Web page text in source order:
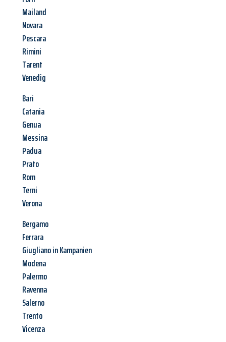
Mailand
Novara
Pescara
Rimini
Tarent
Venedig
Bari
Catania
Genua
Messina
Padua
Prato
Rom
Terni
Verona
Bergamo
Ferrara
Giugliano in Kampanien
Modena
Palermo
Ravenna
Salerno
Trento
Vicenza